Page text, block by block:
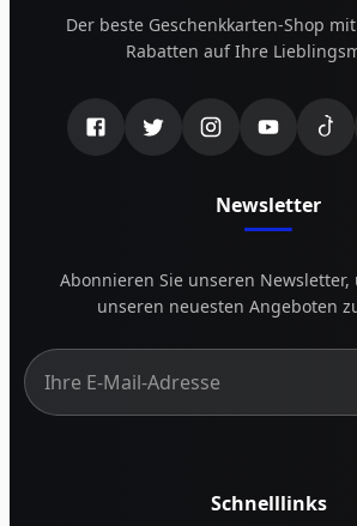
Der beste Geschenkkarten-Shop
Rabatten auf Ihre
Newsletter
Abonnieren Sie unseren Newsletter,
unseren neuesten Angeboten
Schnelllinks